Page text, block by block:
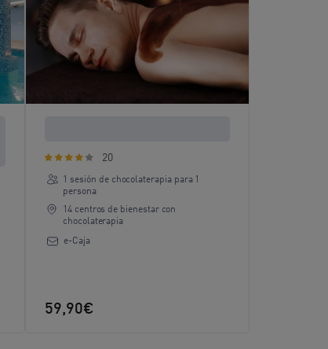
20
1 sesión de chocolaterapia para 1
persona
14 centros de bienestar con
chocolaterapia
e-Caja
59,90€